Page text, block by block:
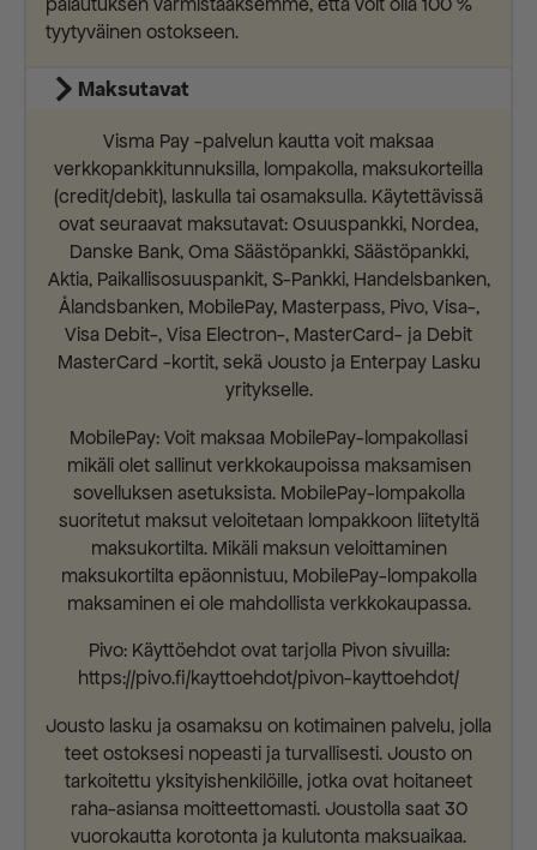
tyytyväinen ostokseen.
Maksutavat
Visma Pay -palvelun kautta voit maksaa
verkkopankkitunnuksilla, lompakolla, maksukorteilla
(credit/debit), laskulla tai osamaksulla. Käytettävissä
ovat seuraavat maksutavat: Osuuspankki, Nordea,
Danske Bank, Oma Säästöpankki, Säästöpankki,
Aktia, Paikallisosuuspankit, S-Pankki, Handelsbanken,
Ålandsbanken, MobilePay, Masterpass, Pivo, Visa-,
Visa Debit-, Visa Electron-, MasterCard- ja Debit
MasterCard -kortit, sekä Jousto ja Enterpay Lasku
yritykselle.
MobilePay: Voit maksaa MobilePay-lompakollasi
mikäli olet sallinut verkkokaupoissa maksamisen
sovelluksen asetuksista. MobilePay-lompakolla
suoritetut maksut veloitetaan lompakkoon liitetyltä
maksukortilta. Mikäli maksun veloittaminen
maksukortilta epäonnistuu, MobilePay-lompakolla
maksaminen ei ole mahdollista verkkokaupassa.
Pivo: Käyttöehdot ovat tarjolla Pivon sivuilla:
https://pivo.fi/kayttoehdot/pivon-kayttoehdot/
Jousto lasku ja osamaksu on kotimainen palvelu, jolla
teet ostoksesi nopeasti ja turvallisesti. Jousto on
tarkoitettu yksityishenkilöille, jotka ovat hoitaneet
raha-asiansa moitteettomasti. Joustolla saat 30
vuorokautta korotonta ja kulutonta maksuaikaa.